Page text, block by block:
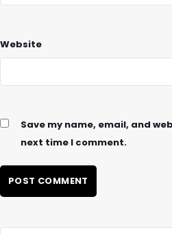
Website
Save my name, email, and
next time I comment.